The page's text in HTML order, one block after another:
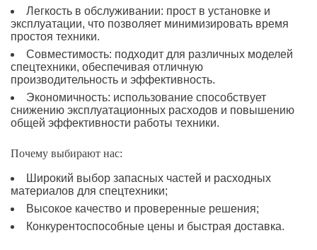
Легкость в обслуживании: прост в установке и
эксплуатации, что позволяет минимизировать время
простоя техники.
Совместимость: подходит для различных моделей
спецтехники, обеспечивая отличную
производительность и эффективность.
Экономичность: использование способствует
снижению эксплуатационных расходов и повышению
общей эффективности работы техники.
Почему выбирают нас:
Широкий выбор запасных частей и расходных
материалов для спецтехники;
Высокое качество и проверенные решения;
Конкурентоспособные цены и быстрая доставка.